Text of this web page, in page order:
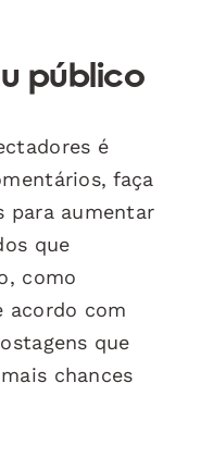
público
é
faça
para aumentar
que
como
acordo com
que
chances